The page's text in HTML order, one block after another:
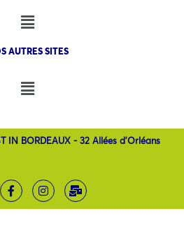
AUTRES SITES
IN BORDEAUX - 32 Allées d'Orléans